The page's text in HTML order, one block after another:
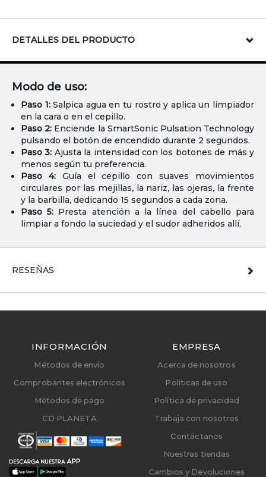
DETALLES DEL PRODUCTO
Modo de uso:
Paso 1:Salpica agua en tu rostro y aplica un limpiador
en la cara o en el cepillo.
Paso 2: Enciende la SmartSonic Pulsation Technology
pulsando el botón de encendido durante 2 segundos.
Paso 3: Ajusta la intensidad con los botones de más y
menos según tu preferencia.
Paso 4:Guía el cepillo con suaves movimientos
circulares por las mejillas, la nariz, las ojeras, la frente
y la barbilla, dedicando 15 segundos a cada zona.
Paso 5: Presta atención a la línea del cabello para
limpiar a fondo la suciedad y el sudor adheridos allí.
RESEÑAS
INFORMACIÓN
Métodos de envío
Comprobantes electrónicos
Métodos de pago
CD PLANETA
EMPRESA
Acerca de nosotros
Políticas de uso
Política de privacidad
Trabaja con nosotros
Contáctanos
Nuestras tiendas
Cambios y Devoluciones